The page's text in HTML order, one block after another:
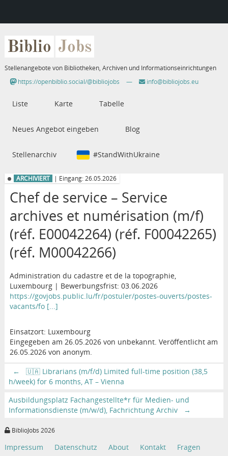
Biblio Jobs
Stellenangebote von Bibliotheken, Archiven und Informationseinrichtungen
https://openbiblio.social/@bibliojobs
— info@bibliojobs.eu
Liste Karte Tabelle
Neues Angebot eingeben Blog
Stellenarchiv #StandWithUkraine
ARCHIVIERT | Eingang: 26.05.2026
Chef de service – Service
archives et numérisation (m/f)
(réf. E00042264) (réf. F00042265)
(réf. M00042266)
Administration du cadastre et de la topographie,
Luxembourg | Bewerbungsfrist: 03.06.2026
https://govjobs.public.lu/fr/postuler/postes-ouverts/postes-
vacants/fo [...]
Einsatzort: Luxembourg
Eingegeben am 26.05.2026 von unbekannt. Veröffentlicht am
26.05.2026 von anonym.
←
🇺🇦 Librarians (m/f/d) Limited full-time position (38,5
h/week) for 6 months, AT – Vienna
Ausbildungsplatz Fachangestellte*r für Medien- und
Informationsdienste (m/w/d), Fachrichtung Archiv
→
BiblioJobs 2026
Impressum Datenschutz About Kontakt Fragen